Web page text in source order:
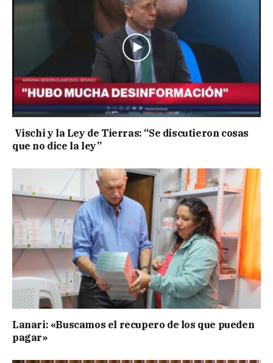
Vischi y la Ley de Tierras: “Se discutieron cosas
que no dice la ley”
Lanari: «Buscamos el recupero de los que pueden
pagar»